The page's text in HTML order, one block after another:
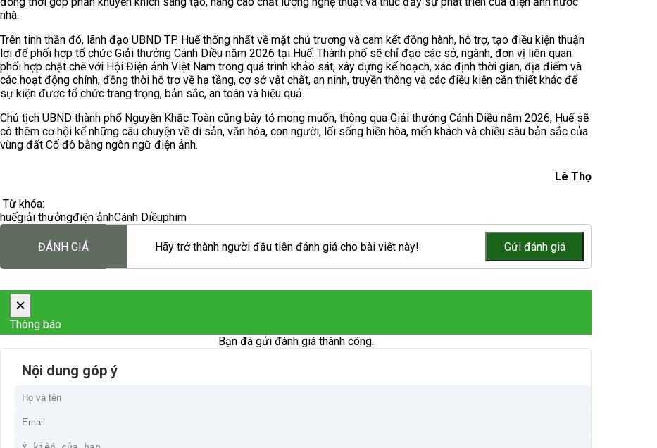
nhà.
Trên tinh thần đó, lãnh đạo UBND TP. Huế thống nhất về mặt chủ trương và cam kết đồng hành, hỗ trợ, tạo điều kiện thuận
lợi để phối hợp tổ chức Giải thưởng Cánh Diều năm 2026 tại Huế. Thành phố sẽ chỉ đạo các sở, ngành, đơn vị liên quan
phối hợp chặt chẽ với Hội Điện ảnh Việt Nam trong quá trình khảo sát, xây dựng kế hoạch, xác định thời gian, địa điểm và
các hoạt động chính; đồng thời hỗ trợ về hạ tầng, cơ sở vật chất, an ninh, truyền thông và các điều kiện cần thiết khác để
sự kiện được tổ chức trang trọng, bản sắc, an toàn và hiệu quả.
Chủ tịch UBND thành phố Nguyễn Khắc Toàn cũng bày tỏ mong muốn, thông qua Giải thưởng Cánh Diều năm 2026, Huế sẽ
có thêm cơ hội kể những câu chuyện về di sản, văn hóa, con người, lối sống hiền hòa, mến khách và chiều sâu bản sắc của
vùng đất Cố đô bằng ngôn ngữ điện ảnh.
Lê Thọ
Từ khóa:
huếgiải thưởngđiện ảnhCánh Diềuphim
ĐÁNH GIÁ Hãy trở thành người đầu tiên đánh giá cho bài viết này!
×
Thông báo
Bạn đã gửi đánh giá thành công.
Nội dung góp ý